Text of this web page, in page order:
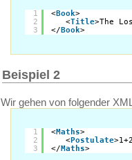
1
2
3
<Book>
<Title>The
</ Book>
Beispiel 2
Wir gehen von folgender
1
2
3
<Maths>
<Postulate
</Maths>